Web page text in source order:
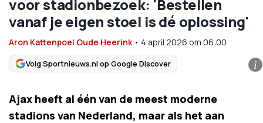
voor stadionbezoek: 'Bestellen
vanaf je eigen stoel is dé oplossing'
Aron Kattenpoel Oude Heerink• 4 april 2026 om 06:00
Volg Sportnieuws.nl op Google Discover i
Ajax heeft al één van de meest moderne
stadions van Nederland, maar als het aan